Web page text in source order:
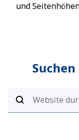
und